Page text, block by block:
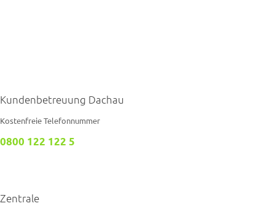
Kundenbetreuung Dachau
Kostenfreie Telefonnummer
0800 122 122 5
Zentrale